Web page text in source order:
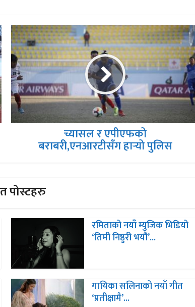
च्यासल र एपीएफको
बराबरी,एनआरटीसँग हार्‍यो पुलिस
पोस्टहरु
रमिताको नयाँ म्युजिक भिडियो
‘तिमी निष्ठुरी भयौ’...
गायिका सलिनाको नयाँ गीत
‘प्रतीक्षामै’...